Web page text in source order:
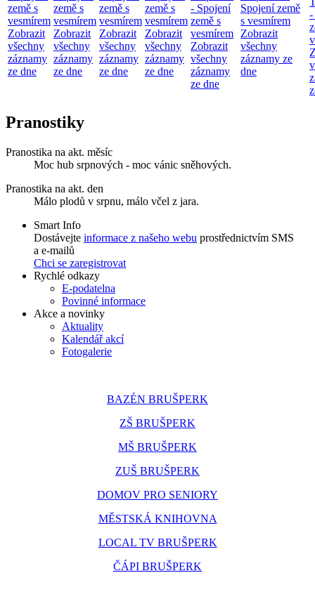
země s
vesmírem
Zobrazit
všechny
záznamy
ze dne
země s
vesmírem
Zobrazit
všechny
záznamy
ze dne
země s
vesmírem
Zobrazit
všechny
záznamy
ze dne
země s
vesmírem
Zobrazit
všechny
záznamy
ze dne
- Spojení
země s
vesmírem
Zobrazit
všechny
záznamy
ze dne
Spojení země
s vesmírem
Zobrazit
všechny
záznamy ze
dne
-
Pranostiky
Pranostika na akt. měsíc
Moc hub srpnových - moc vánic sněhových.
Pranostika na akt. den
Málo plodů v srpnu, málo včel z jara.
Smart Info
Dostávejte informace z našeho webu prostřednictvím SMS
a e-mailů
Chci se zaregistrovat
Rychlé odkazy
E-podatelna
Povinné informace
Akce a novinky
Aktuality
Kalendář akcí
Fotogalerie
BAZÉN BRUŠPERK
ZŠ BRUŠPERK
MŠ BRUŠPERK
ZUŠ BRUŠPERK
DOMOV PRO SENIORY
MĚSTSKÁ KNIHOVNA
LOCAL TV BRUŠPERK
ČÁPI BRUŠPERK